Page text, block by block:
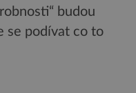
budou
se podívat co to